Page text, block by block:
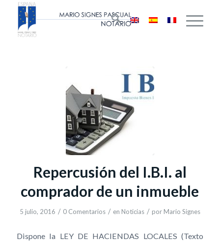
Repercusión del I.B.I. al
comprador de un inmueble
5 julio, 2016 / 0 Comentarios / en Noticias / por Mario Signes
Dispone la LEY DE HACIENDAS LOCALES (Texto